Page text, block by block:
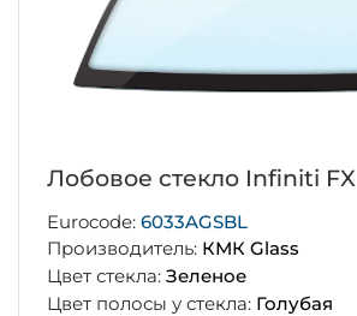
Лобовое стекло Infiniti FX
Eurocode: 6033AGSBL
Производитель: КМК Glass
Цвет стекла: Зеленое
Цвет полосы у стекла: Голубая